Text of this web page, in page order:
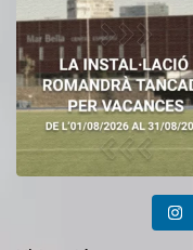
11